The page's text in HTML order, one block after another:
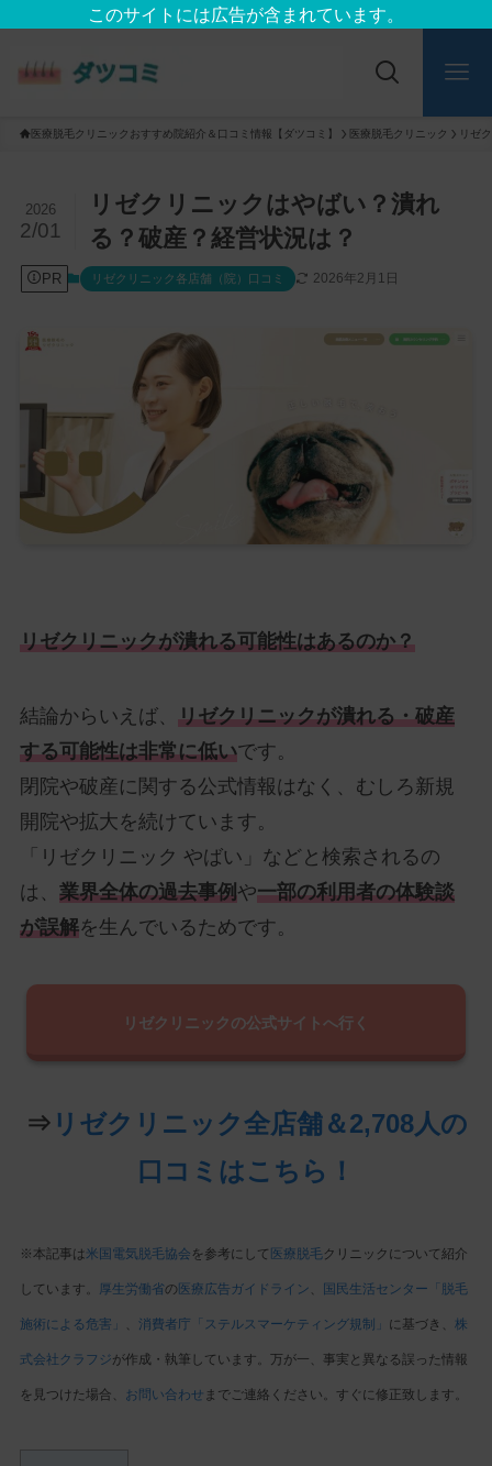
このサイトには広告が含まれています。
医療脱毛クリニックおすすめ院紹介＆口コミ情報【ダツコミ】 医療脱毛クリニック リゼ
リゼクリニックはやばい？潰れ
る？破産？経営状況は？
2026
2/01
PR リゼクリニック各店舗（院）口コミ 2026年2月1日
リゼクリニックが潰れる可能性はあるのか？
結論からいえば、 リゼクリニックが潰れる・破産
する可能性は非常に低いです。
閉院や破産に関する公式情報はなく、むしろ新規
開院や拡大を続けています。
「リゼクリニック やばい」などと検索されるの
は、 業界全体の過去事例 や一部の利用者の体験談
が誤解を生んでいるためです。
リゼクリニックの公式サイトへ行く
⇒ リゼクリニック全店舗＆2,708人の
口コミはこちら！
※本記事は 米国電気脱毛協会 を参考にして 医療脱毛クリニックについて紹介
しています。 厚生労働省の 医療広告ガイドライン 国民生活センター「脱毛
施術による危害」 消費者庁「ステルスマーケティング規制」 に基づき、 株
式会社クラフジが作成・執筆しています。万が一、事実と異なる誤った情報
を見つけた場合、 お問い合わせ までご連絡ください。すぐに修正致します。